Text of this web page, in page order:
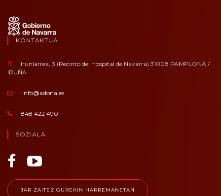
KONTAKTUA
Irunlarrea, 3 (Recinto del Hospital de Navarra) 31008 PAMPLONA /
IRUÑA
info@adona.es
848 422 490
SOZIALA
JAR ZAITEZ GUREKIN HARREMANETAN